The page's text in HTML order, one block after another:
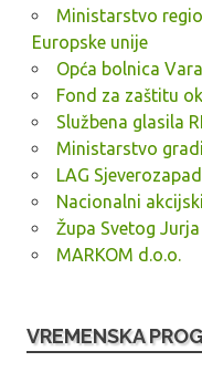
Ministarstvo
Europske unije
Opća bolnica
Fond za zaštitu
Službena glasila
Ministarstvo
LAG Sjeverozapad
Nacionalni
Župa Svetog
MARKOM d.o.o.
VREMENSKA